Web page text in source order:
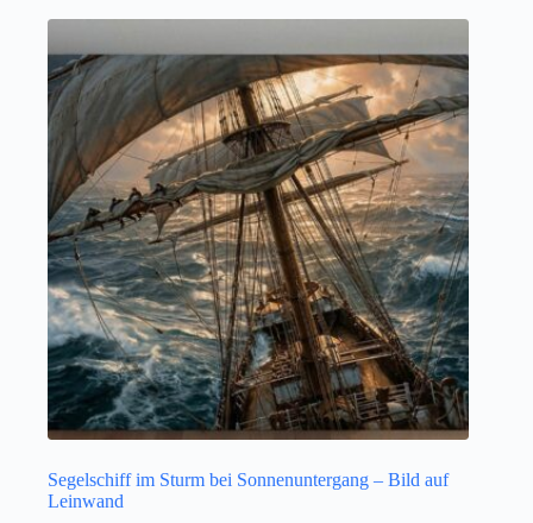
Segelschiff im Sturm bei Sonnenuntergang – Bild auf
Leinwand